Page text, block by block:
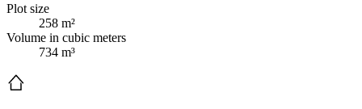
Plot size
258 m²
Volume in cubic meters
734 m³